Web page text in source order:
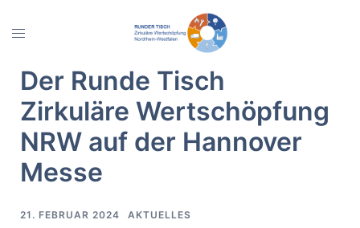
InhaltMenü
Der Runde Tisch
Zirkuläre Wertschöpfung
NRW auf der Hannover
Messe
21. FEBRUAR 2024 AKTUELLES